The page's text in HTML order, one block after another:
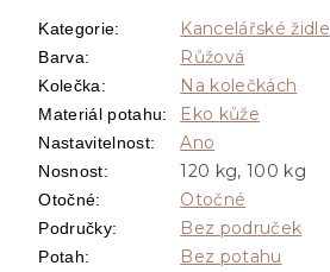
Kategorie: Kancelářské židle
Barva: Růžová
Kolečka: Na kolečkách
Materiál potahu: Eko kůže
Nastavitelnost: Ano
Nosnost: 120 kg, 100 kg
Otočné: Otočné
Područky: Bez područek
Potah: Bez potahu